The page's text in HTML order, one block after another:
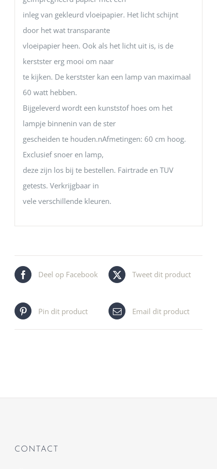
inleg van gekleurd vloeipapier. Het licht schijnt
door het wat transparante
vloeipapier heen. Ook als het licht uit is, is de
kerstster erg mooi om naar
te kijken. De kerstster kan een lamp van maximaal
60 watt hebben.
Bijgeleverd wordt een kunststof hoes om het
lampje binnenin van de ster
gescheiden te houden.nAfmetingen: 60 cm hoog.
Exclusief snoer en lamp,
deze zijn los bij te bestellen. Fairtrade en TUV
getests. Verkrijgbaar in
vele verschillende kleuren.
Deel op Facebook Tweet dit product
Pin dit product Email dit product
CONTACT